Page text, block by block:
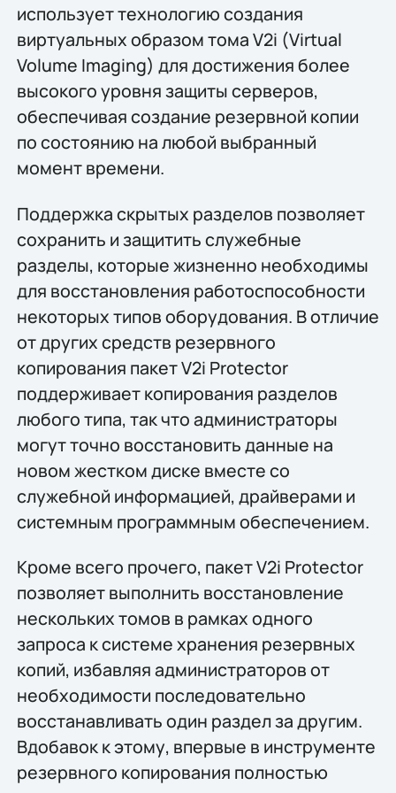
использует технологию создания
виртуальных образом тома V2i (Virtual
Volume Imaging) для достижения более
высокого уровня защиты серверов,
обеспечивая создание резервной копии
по состоянию на любой выбранный
момент времени.
Поддержка скрытых разделов позволяет
сохранить и защитить служебные
разделы, которые жизненно необходимы
для восстановления работоспособности
некоторых типов оборудования. В отличие
от других средств резервного
копирования пакет V2i Protector
поддерживает копирования разделов
любого типа, так что администраторы
могут точно восстановить данные на
новом жестком диске вместе со
служебной информацией, драйверами и
системным программным обеспечением.
Кроме всего прочего, пакет V2i Protector
позволяет выполнить восстановление
нескольких томов в рамках одного
запроса к системе хранения резервных
копий, избавляя администраторов от
необходимости последовательно
восстанавливать один раздел за другим.
Вдобавок к этому, впервые в инструменте
резервного копирования полностью